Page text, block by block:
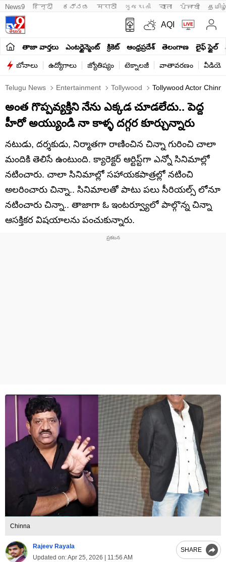
News9 हिन्दी ಕನ್ನಡ मराठी ગુજરાતી বাংলা ਪੰਜਾਬੀ
AQI
తాజా వార్తలు ఎంటర్టైన్మెంట్ క్రికెట్ ఆంధ్రప్రదేశ్ తెలంగాణ లైఫ్ స్టైల్
బోనాలు ఉద్యోగాలు జ్యోతిష్యం టెక్నాలజీ వాతావరణం
Telugu News Entertainment Tollywood Tollywood Actor
అంత గొప్పవ్యక్తిని నేను ఎక్కడ చూడలేదు.. పెద్ద
హీరో అయ్యుండి నా కాళ్ళ దగ్గర కూర్చున్నారు
నటుడు, దర్శకుడు, నిర్మాతగా రాణించిన చిన్నా గురించి చాలా
మందికి తెలిసే ఉంటుంది. క్యారెక్టర్ ఆర్టిస్ట్‌గా ఎన్నో సినిమాల్లో
నటించారు. చాలా సినిమాల్లో సహాయకపాత్రల్లో నటించి
అలరించారు చిన్నా.. సినిమాలతో పాటు పలు సీరియల్స్ లోనూ
నటించారు చిన్నా.. తాజాగా ఓ ఇంటర్వ్యూలో పాల్గొన్న చిన్నా
ఆసక్తికర విషయాలను పంచుకున్నారు.
Chinna
Rajeev Rayala
Updated on:Apr 25, 2026 | 11:56 AM
SHARE